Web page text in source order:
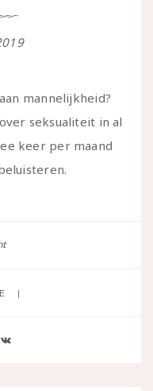
mannelijkheid?
seksualiteit in al
keer per maand